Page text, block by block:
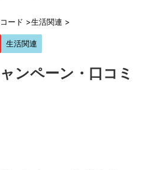
ード >生活関連 >
生活関連
ンペーン・口コミ